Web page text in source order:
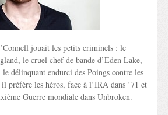
jouait les petits criminels : le
le cruel chef de bande d’Eden Lake,
délinquant endurci des Poings contre les
préfère les héros, face à l’IRA dans ’71 et
Guerre mondiale dans Unbroken.